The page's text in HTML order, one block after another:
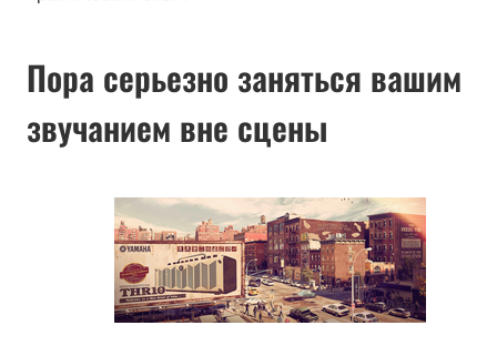
Пора серьезно заняться вашим
звучанием вне сцены